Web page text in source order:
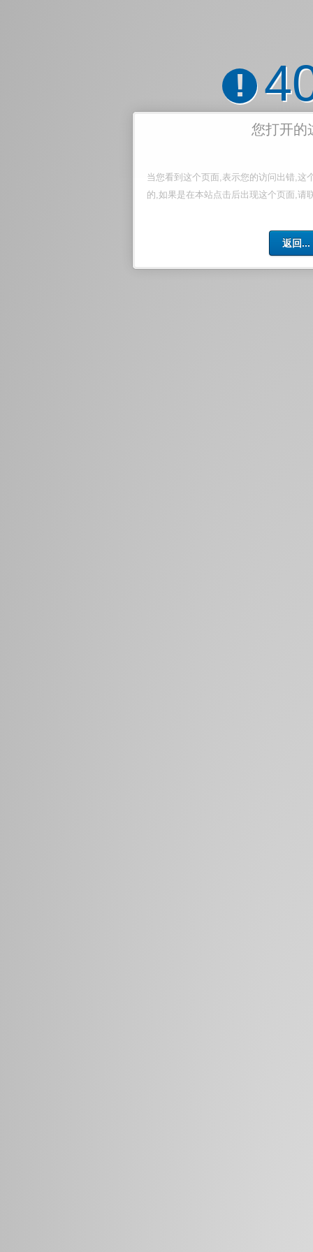
!
您打开的
当您看到这个页面,表示您的访问出错,这
的,如果是在本站点击后出现这个页面,请
返回...